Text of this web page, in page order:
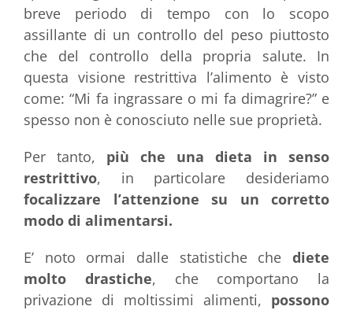
breve periodo di tempo con lo scopo
assillante di un controllo del peso piuttosto
che del controllo della propria salute. In
questa visione restrittiva l’alimento è visto
come: “Mi fa ingrassare o mi fa dimagrire?” e
spesso non è conosciuto nelle sue proprietà.
Per tanto, più che una dieta in senso
restrittivo, in particolare desideriamo
focalizzare l’attenzione su un corretto
modo di alimentarsi.
E’ noto ormai dalle statistiche che diete
molto drastiche, che comportano la
privazione di moltissimi alimenti, possono